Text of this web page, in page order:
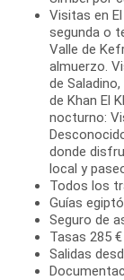
Visitas en
segunda o
Valle de
almuerzo.
de
de Khan El
nocturno:
donde
local y
Todos los
Guías
Seguro de
Tasas 285
Salidas